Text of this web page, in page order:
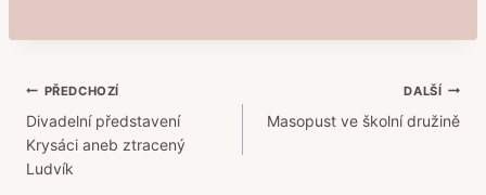
Navigace
pro
příspěvek
PŘEDCHOZÍ
Divadelní představení
Krysáci aneb ztracený
Ludvík
DALŠÍ
Masopust ve školní družině